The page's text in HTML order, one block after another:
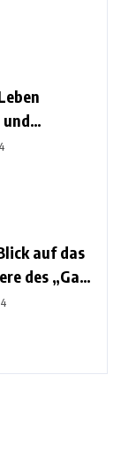
auf das
des „Game